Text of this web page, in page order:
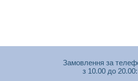
Замовлення за
з 10.00 до 20.00: